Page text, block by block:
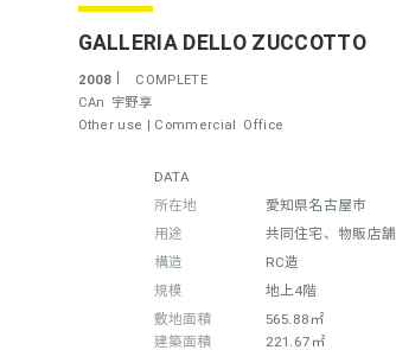
GALLERIA DELLO ZUCCOTTO
2008
COMPLETE
CAn 宇野享
Other use | Commercial Office
DATA
所在地
愛知県名古屋市
用途
共同住宅、物販店舗
構造
RC造
規模
地上4階
敷地面積
建築面積
565.88㎡
221.67㎡